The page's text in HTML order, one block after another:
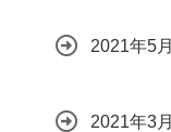
2021年5月
2021年3月